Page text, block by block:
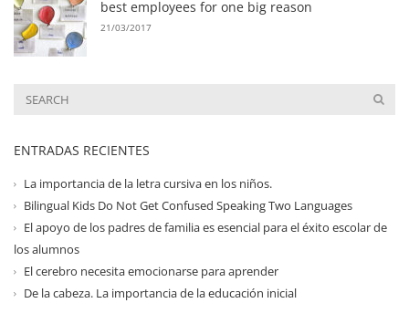
best employees for one big reason
21/03/2017
ENTRADAS RECIENTES
La importancia de la letra cursiva en los niños.
Bilingual Kids Do Not Get Confused Speaking Two Languages
El apoyo de los padres de familia es esencial para el éxito escolar de
los alumnos
El cerebro necesita emocionarse para aprender
De la cabeza. La importancia de la educación inicial